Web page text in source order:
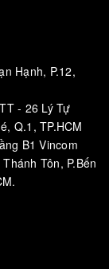
Hạnh, P.12,
- 26 Lý Tự
Q.1, TP.HCM
B1 Vincom
Tôn, P.Bến